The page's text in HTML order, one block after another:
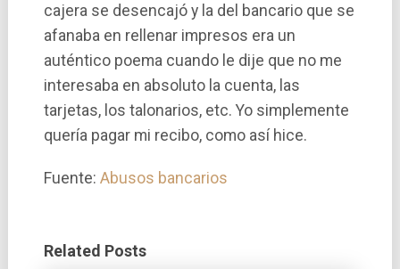
cajera se desencajó y la del bancario que se
afanaba en rellenar impresos era un
auténtico poema cuando le dije que no me
interesaba en absoluto la cuenta, las
tarjetas, los talonarios, etc. Yo simplemente
querí­a pagar mi recibo, como así­ hice.
Fuente: Abusos bancarios
Related Posts